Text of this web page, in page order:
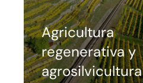
Agricultura
regenerativa y
agrosilvicultura